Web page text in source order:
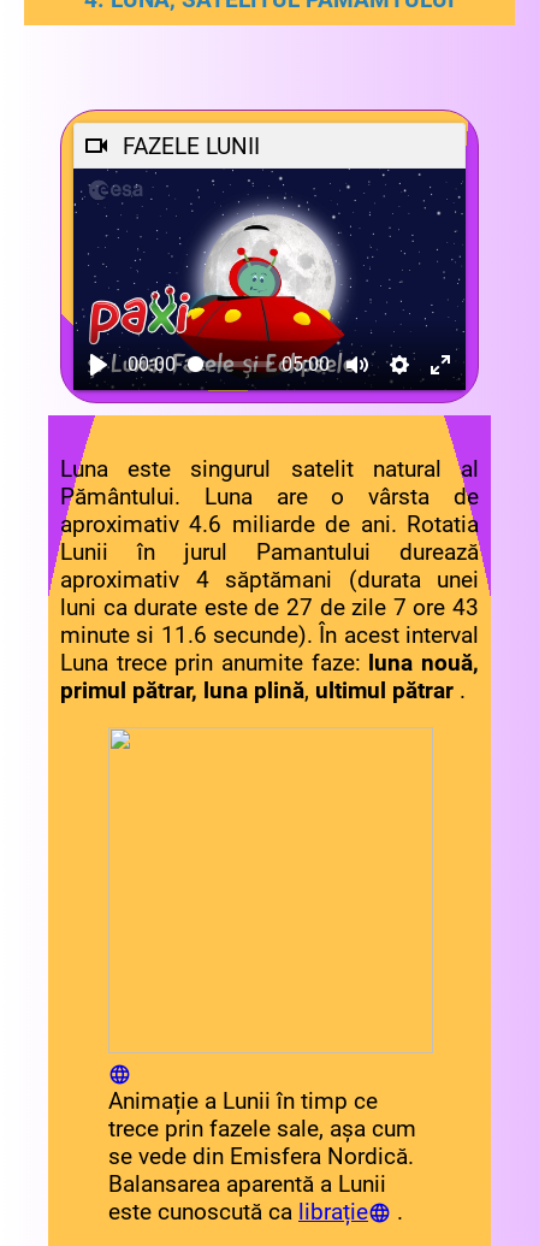
FAZELE LUNII
00:00 05:00
Luna este singurul satelit natural al
Pământului. Luna are o vârsta de
aproximativ 4.6 miliarde de ani. Rotatia
Lunii în jurul Pamantului durează
aproximativ 4 săptămani (durata unei
luni ca durate este de 27 de zile 7 ore 43
minute si 11.6 secunde). În acest interval
Luna trece prin anumite faze: luna nouă,
primul pătrar, luna plină, ultimul pătrar .
Animație a Lunii în timp ce
trece prin fazele sale, așa cum
se vede din Emisfera Nordică.
Balansarea aparentă a Lunii
este cunoscută ca librație
.